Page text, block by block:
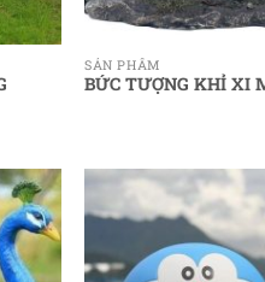
SẢN PHẨM
BỨC TƯỢNG KHỈ XI